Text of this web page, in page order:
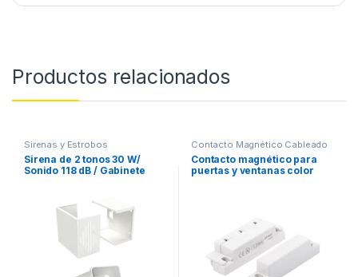
Productos relacionados
Sirenas y Estrobos
Sirena de 2 tonos 30 W/
Sonido 118 dB / Gabinete
Contacto Magnético Cableado
Contacto magnético para
puertas y ventanas color